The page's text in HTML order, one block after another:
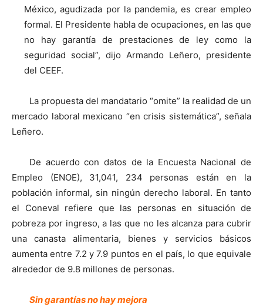
México, agudizada por la pandemia, es crear empleo
formal. El Presidente habla de ocupaciones, en las que
no hay garantía de prestaciones de ley como la
seguridad social”, dijo Armando Leñero, presidente
del CEEF.
La propuesta del mandatario “omite” la realidad de un
mercado laboral mexicano “en crisis sistemática”, señala
Leñero.
De acuerdo con datos de la Encuesta Nacional de
Empleo (ENOE), 31,041, 234 personas están en la
población informal, sin ningún derecho laboral. En tanto
el Coneval refiere que las personas en situación de
pobreza por ingreso, a las que no les alcanza para cubrir
una canasta alimentaria, bienes y servicios básicos
aumenta entre 7.2 y 7.9 puntos en el país, lo que equivale
alrededor de 9.8 millones de personas.
Sin garantías no hay mejora